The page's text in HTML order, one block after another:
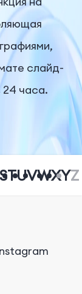
слайд-
24 часа.
TUVWXYZ